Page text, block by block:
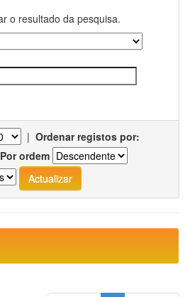
o resultado da pesquisa.
| Ordenar registos por:
Por ordem